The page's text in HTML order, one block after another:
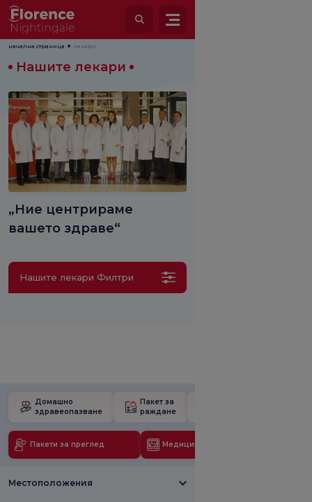
начална страница лекари
Нашите лекари
„Ние центрираме
вашето здраве“
Нашите лекари Филтри
Домашно
здравеопазване
Пакет за
раждане
Пакети за преглед Медицински технологии
Местоположения